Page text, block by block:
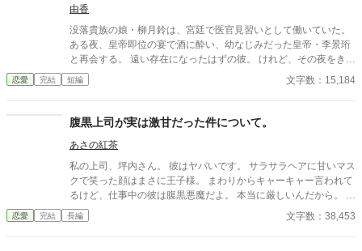
に近づいていく――。 無愛想な上司に、心ごと囲い込まれる、じ
れじれ溺愛・執着オフィスラブ。 ※この物語はフィクションで
す。 登場する人物・団体・名称・出来事などはすべて架空であ
り、実在のものとは一切関係ありません。
由香
没落貴族の娘・柳月鈴は、宮廷で医官見習いとして働いていた。
ある夜、皇帝即位の宴で酒に酔い、幼なじみだった皇帝・李景珩
と再会する。 遠い存在になったはずの彼。 けれど、その夜をきっ
かけに月鈴の運命は大きく動き出す。 冷酷と恐れられる皇帝が、
なぜか彼女だけには甘すぎて――。
恋愛 完結 短編 文字数：15,184
腹黒上司が実は激甘だった件について。
あさの紅茶
私の上司、坪内さん。 彼はヤバいです。 サラサラヘアに甘いマス
クで笑った顔はまさに王子様。 まわりからキャーキャー言われて
るけど、仕事中の彼は腹黒悪魔だよ。 本当に厳しいんだから。 こ
とごとく女子を振って泣かせてきたくせに、ここにきて何故か私
のことを好きだと言う。 マジで？ 意味不明なんだけど。 めっち
恋愛 完結 長編 文字数：38,453